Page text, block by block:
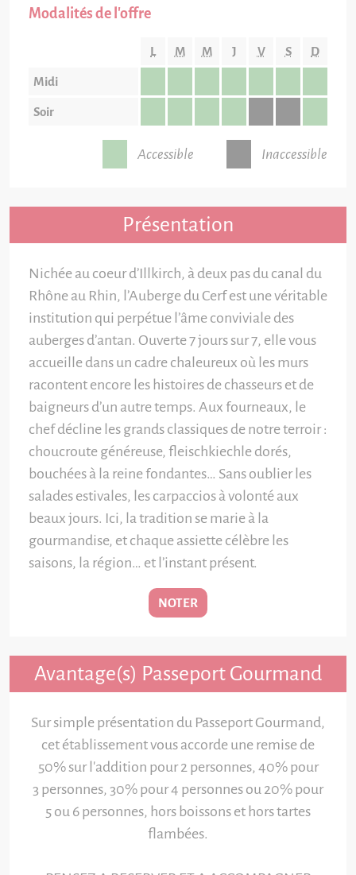
Modalités de l'offre
L M M J V S D
Midi
Soir
Accessible Inaccessible
Présentation
Nichée au coeur d’Illkirch, à deux pas du canal du
Rhône au Rhin, l’Auberge du Cerf est une véritable
institution qui perpétue l’âme conviviale des
auberges d’antan. Ouverte 7 jours sur 7, elle vous
accueille dans un cadre chaleureux où les murs
racontent encore les histoires de chasseurs et de
baigneurs d’un autre temps. Aux fourneaux, le
chef décline les grands classiques de notre terroir :
choucroute généreuse, fleischkiechle dorés,
bouchées à la reine fondantes… Sans oublier les
salades estivales, les carpaccios à volonté aux
beaux jours. Ici, la tradition se marie à la
gourmandise, et chaque assiette célèbre les
saisons, la région… et l’instant présent.
NOTER
Avantage(s) Passeport Gourmand
Sur simple présentation du Passeport Gourmand,
cet établissement vous accorde une remise de
50% sur l'addition pour 2 personnes, 40% pour
3 personnes, 30% pour 4 personnes ou 20% pour
5 ou 6 personnes, hors boissons et hors tartes
flambées.